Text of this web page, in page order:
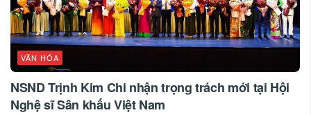
VĂN HÓA
NSND Trịnh Kim Chi nhận trọng trách mới tại Hội
Nghệ sĩ Sân khấu Việt Nam